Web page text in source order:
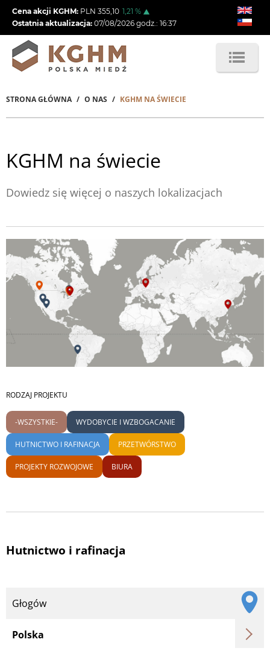
Przejdź
treści
Cena akcji KGHM: PLN 355,10 1,21 %
Ostatnia aktualizacja: 07/08/2026 godz.: 16:37
Ścieżka
STRONA GŁÓWNA O NAS KGHM NA ŚWIECIE
KGHM na świecie
Dowiedz się więcej o naszych lokalizacjach
RODZAJ PROJEKTU
-WSZYSTKIE- WYDOBYCIE I WZBOGACANIE
HUTNICTWO I RAFINACJA PRZETWÓRSTWO
PROJEKTY ROZWOJOWE BIURA
Hutnictwo i rafinacja
Głogów
Polska